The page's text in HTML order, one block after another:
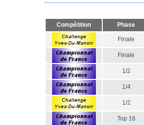
Compétition Phase
Finale
Finale
1/2
1/4
1/2
Top 16